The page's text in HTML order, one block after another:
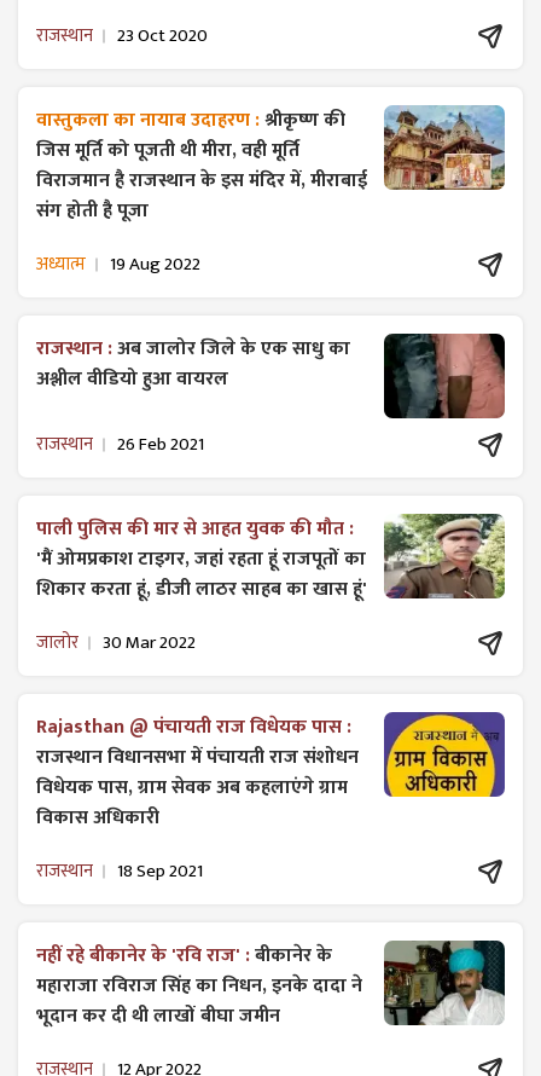
राजस्थान 23 Oct 2020
वास्तुकला का नायाब उदाहरण :श्रीकृष्ण की
जिस मूर्ति को पूजती थी मीरा, वही मूर्ति
विराजमान है राजस्थान के इस मंदिर में, मीराबाई
संग होती है पूजा
अध्यात्म 19 Aug 2022
राजस्थान :अब जालोर जिले के एक साधु का
अश्लील वीडियो हुआ वायरल
राजस्थान 26 Feb 2021
पाली पुलिस की मार से आहत युवक की मौत :
'मैं ओमप्रकाश टाइगर, जहां रहता हूं राजपूतों का
शिकार करता हूं, डीजी लाठर साहब का खास हूं'
जालोर 30 Mar 2022
Rajasthan @ पंचायती राज विधेयक पास :
राजस्थान विधानसभा में पंचायती राज ​संशोधन
विधेयक पास, ग्राम सेवक अब कहलाएंगे ग्राम
विकास अधिकारी
राजस्थान 18 Sep 2021
नहीं रहे बीकानेर के 'रवि राज' :बीकानेर के
महाराजा रविराज सिंह का निधन, इनके दादा ने
भूदान कर दी थी लाखों बीघा जमीन
राजस्थान 12 Apr 2022